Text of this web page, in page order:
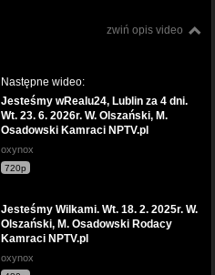
zwiń opis video
Następne wideo:
Jesteśmy wRealu24, Lublin za 4 dni.
Wt. 23. 6. 2026r. W. Olszański, M.
Osadowski Kamraci NPTV.pl
oxynox
720p
Jesteśmy Wilkami. Wt. 18. 2. 2025r. W.
Olszański, M. Osadowski Rodacy
Kamraci NPTV.pl
oxynox